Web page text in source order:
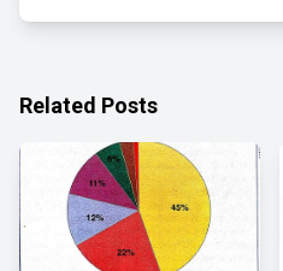
Related Posts